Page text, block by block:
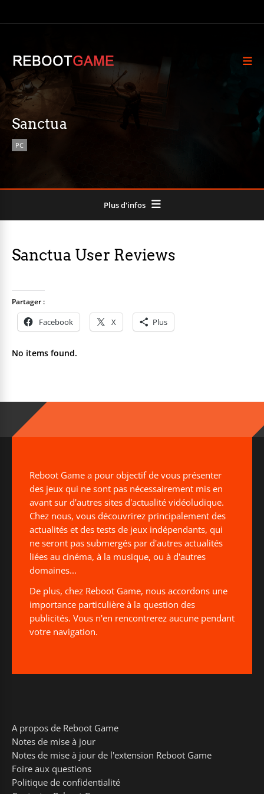
Sanctua
PC
Plus d'infos
Sanctua User Reviews
Partager :
Facebook X Plus
No items found.
Reboot Game a pour objectif de vous présenter
des jeux qui ne sont pas nécessairement mis en
avant sur d'autres sites d'actualité vidéoludique.
Chez nous, vous découvrirez principalement des
actualités et des tests de jeux indépendants, qui
ne seront pas submergés par d'autres actualités
liées au cinéma, à la musique, ou à d'autres
domaines...
De plus, chez Reboot Game, nous accordons une
importance particulière à la question des
publicités. Vous n'en rencontrerez aucune pendant
votre navigation.
A propos de Reboot Game
Notes de mise à jour
Notes de mise à jour de l'extension Reboot Game
Foire aux questions
Politique de confidentialité